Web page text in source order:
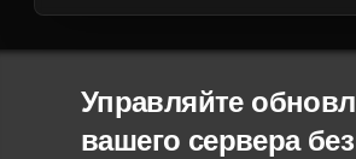
Управляйте
вашего сервера